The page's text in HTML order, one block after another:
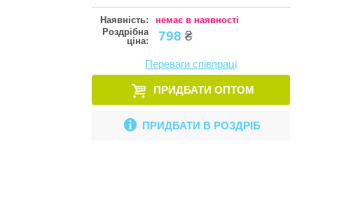
Наявність:
немає в наявності
Роздрібна
ціна:
798 ₴
Переваги співпраці
ПРИДБАТИ ОПТОМ
ПРИДБАТИ В РОЗДРІБ